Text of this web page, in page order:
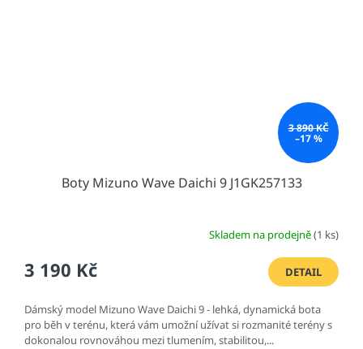
3 890 KČ
–17 %
Boty Mizuno Wave Daichi 9 J1GK257133
Skladem na prodejně(1 ks)
3 190 Kč DETAIL
Dámský model Mizuno Wave Daichi 9 - lehká, dynamická bota
pro běh v terénu, která vám umožní užívat si rozmanité terény s
dokonalou rovnováhou mezi tlumením, stabilitou,...